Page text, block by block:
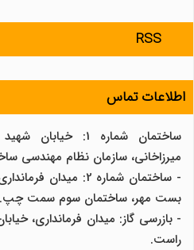
RSS
اطلاعات تماس
ساختمان شماره 1:
میرزاخانی، سازمان نظام مهندسی
- ساختمان شماره 2:
بست مهر، ساختمان سوم سمت چپ.
- بازرسی گاز: میدان فرمانداری،
راست.